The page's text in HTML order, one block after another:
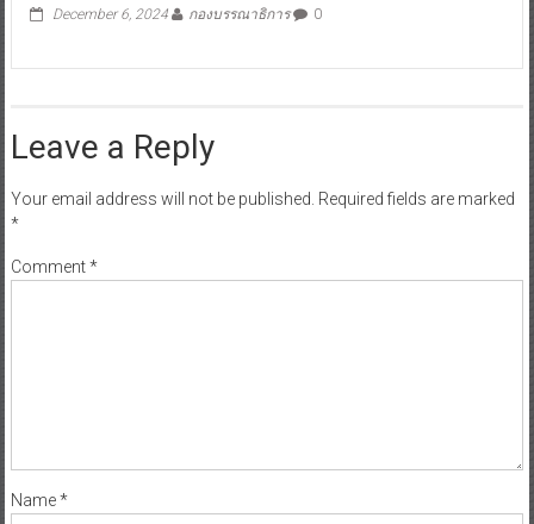
December 6, 2024 กองบรรณาธิการ 0
Leave a Reply
Your email address will not be published. Required fields are marked
*
Comment*
Name*